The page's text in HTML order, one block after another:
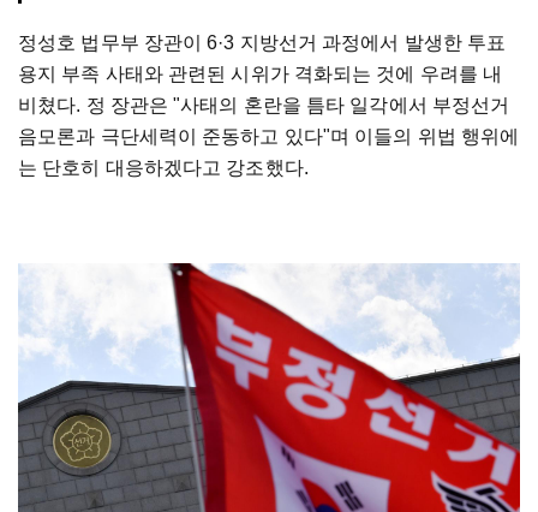
정성호 법무부 장관이 6·3 지방선거 과정에서 발생한 투표
용지 부족 사태와 관련된 시위가 격화되는 것에 우려를 내
비쳤다. 정 장관은 "사태의 혼란을 틈타 일각에서 부정선거
음모론과 극단세력이 준동하고 있다"며 이들의 위법 행위에
는 단호히 대응하겠다고 강조했다.